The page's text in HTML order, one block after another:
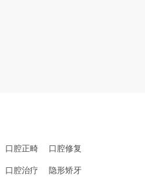
口腔正畸 口腔修复
口腔治疗 隐形矫牙